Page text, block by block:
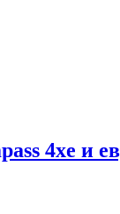
4xe и